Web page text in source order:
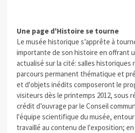
Une page d'Histoire se tourne
Le musée historique s’apprête à
importante de son histoire en offrant
actualisé sur la cité: salles historiques
parcours permanent thématique et
et d'objets inédits composeront le
visiteurs dès le printemps 2012, sous
crédit d’ouvrage par le Conseil
l'équipe scientifique du musée,
travaillé au contenu de l'exposition;